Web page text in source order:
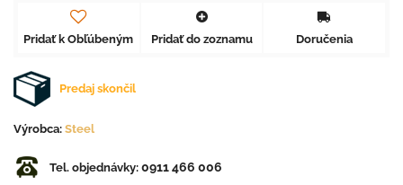
Pridať k Obľúbeným Pridať do zoznamu Doručenia
Predaj skončil
Výrobca: Steel
Tel. objednávky: 0911 466 006